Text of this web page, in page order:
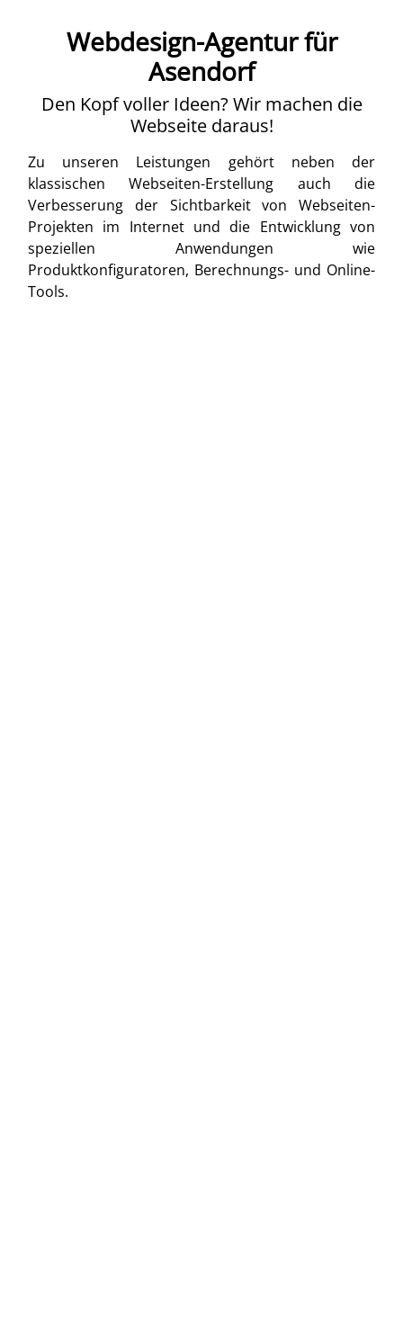
Webdesign-Agentur für
Asendorf
Den Kopf voller Ideen? Wir machen die
Webseite daraus!
Zu unseren Leistungen gehört neben der
klassischen Webseiten-Erstellung auch die
Verbesserung der Sichtbarkeit von Webseiten-
Projekten im Internet und die Entwicklung von
speziellen Anwendungen wie
Produktkonfiguratoren, Berechnungs- und Online-
Tools.